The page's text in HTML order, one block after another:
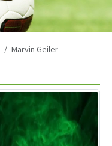
Marvin Geiler